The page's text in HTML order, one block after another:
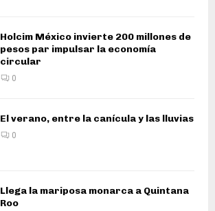
Holcim México invierte 200 millones de
pesos par impulsar la economía
circular
0
El verano, entre la canícula y las lluvias
0
Llega la mariposa monarca a Quintana
Roo